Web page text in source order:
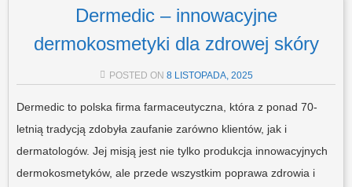
Dermedic – innowacyjne
dermokosmetyki dla zdrowej skóry
POSTED ON 8 LISTOPADA, 2025
Dermedic to polska firma farmaceutyczna, która z ponad 70-
letnią tradycją zdobyła zaufanie zarówno klientów, jak i
dermatologów. Jej misją jest nie tylko produkcja innowacyjnych
dermokosmetyków, ale przede wszystkim poprawa zdrowia i